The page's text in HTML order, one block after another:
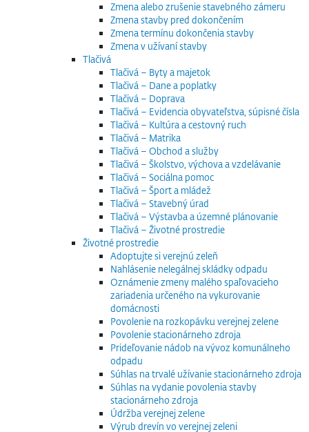
Zmena alebo zrušenie stavebného zámeru
Zmena stavby pred dokončením
Zmena termínu dokončenia stavby
Zmena v užívaní stavby
Tlačivá
Tlačivá – Byty a majetok
Tlačivá – Dane a poplatky
Tlačivá – Doprava
Tlačivá – Evidencia obyvateľstva, súpisné čísla
Tlačivá – Kultúra a cestovný ruch
Tlačivá – Matrika
Tlačivá – Obchod a služby
Tlačivá – Školstvo, výchova a vzdelávanie
Tlačivá – Sociálna pomoc
Tlačivá – Šport a mládež
Tlačivá – Stavebný úrad
Tlačivá – Výstavba a územné plánovanie
Tlačivá – Životné prostredie
Životné prostredie
Adoptujte si verejnú zeleň
Nahlásenie nelegálnej skládky odpadu
Oznámenie zmeny malého spaľovacieho
zariadenia určeného na vykurovanie
domácnosti
Povolenie na rozkopávku verejnej zelene
Povolenie stacionárneho zdroja
Prideľovanie nádob na vývoz komunálneho
odpadu
Súhlas na trvalé užívanie stacionárneho zdroja
Súhlas na vydanie povolenia stavby
stacionárneho zdroja
Údržba verejnej zelene
Výrub drevín vo verejnej zeleni